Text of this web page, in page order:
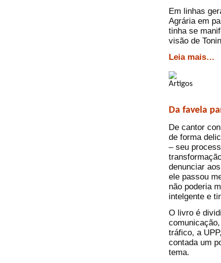
Em linhas
Agrária em
tinha se
visão de
Leia mais…
Da favela
De cantor
de forma
– seu
denunciar
ele passou
não poderia
intelgente e
O livro é
tráfico, a
contada um
tema.